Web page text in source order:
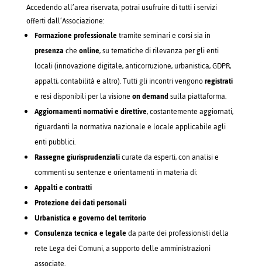
Accedendo all’area riservata, potrai usufruire di tutti i servizi
offerti dall’Associazione:
Formazione professionaletramite seminari e corsi sia in
presenzacheonline, su tematiche di rilevanza per gli enti
locali (innovazione digitale, anticorruzione, urbanistica, GDPR,
appalti, contabilità e altro). Tutti gli incontri vengonoregistrati
e resi disponibili per la visioneon demandsulla piattaforma.
Aggiornamenti normativi e direttive, costantemente aggiornati,
riguardanti la normativa nazionale e locale applicabile agli
enti pubblici.
Rassegne giurisprudenzialicurate da esperti, con analisi e
commenti su sentenze e orientamenti in materia di:
Appalti e contratti
Protezione dei dati personali
Urbanistica e governo del territorio
Consulenza tecnica e legaleda parte dei professionisti della
rete Lega dei Comuni, a supporto delle amministrazioni
associate.